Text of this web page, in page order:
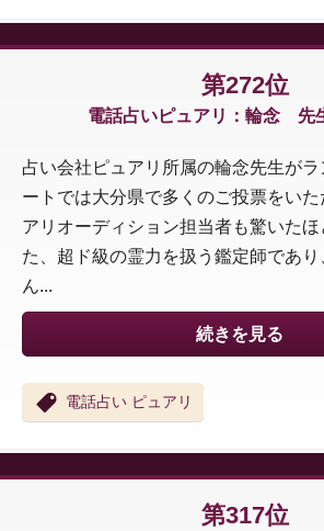
第272位
電話占いピュアリ：輪念 先
占い会社ピュアリ所属の輪念先生が
ートでは大分県で多くのご投票をいた
アリオーディション担当者も驚いた
た、超ド級の霊力を扱う鑑定師であ
ん...
続きを見る
電話占い ピュアリ
第317位